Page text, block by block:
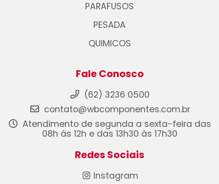
PARAFUSOS
PESADA
QUIMICOS
Fale Conosco
(62) 3236 0500
contato@wbcomponentes.com.br
Atendimento de segunda a sexta-feira das
08h às 12h e das 13h30 às 17h30
Redes Sociais
Instagram